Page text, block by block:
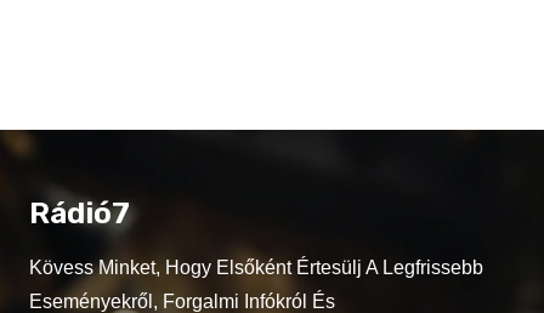
Rádió7
Kövess Minket, Hogy Elsőként Értesülj A Legfrissebb
Eseményekről, Forgalmi Infókról És